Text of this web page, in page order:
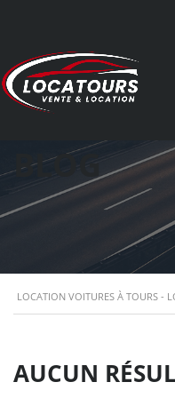
BLOG
LOCATION VOITURES À TOURS -
AUCUN